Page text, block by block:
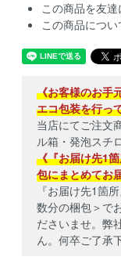
この商品を友達
この商品につ
《お客様のお手
エコ包装を行っ
当店にてご注文
ル箱・発泡スチ
《『お届け先1
包にまとめてお
『お届け先1箇
数分の梱包＞で
ださいませ。弊
ん。何卒ご了承